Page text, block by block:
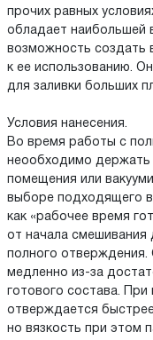
прочих равных
обладает наибольшей
возможность создать
к ее использованию.
для заливки больших
Условия нанесения.
Во время работы с
неообходимо держать
помещения или
выборе подходящего
как «рабочее время
от начала смешивания
полного отверждения.
медленно из-за
готового состава.
отверждается
но вязкость при этом